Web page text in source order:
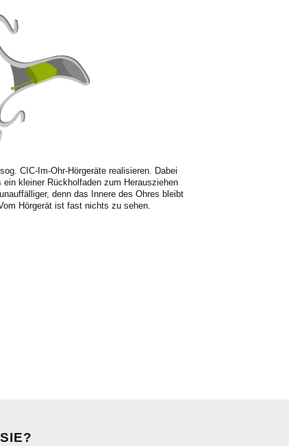
CIC-Im-Ohr-Hörgeräte realisieren. Dabei
kleiner Rückholfaden zum Herausziehen
denn das Innere des Ohres bleibt
Hörgerät ist fast nichts zu sehen.